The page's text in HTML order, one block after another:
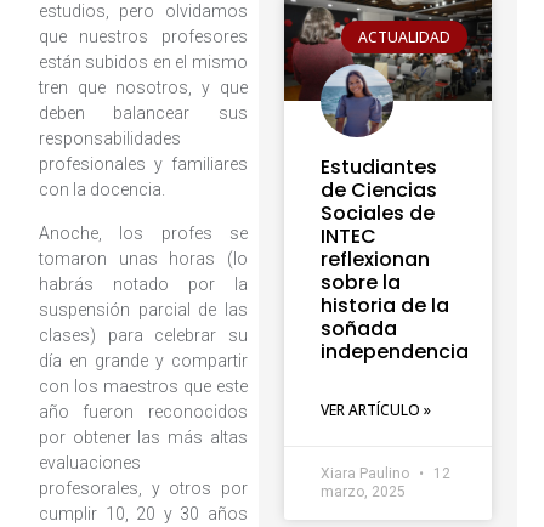
estudios, pero olvidamos
que nuestros profesores
están subidos en el mismo
tren que nosotros, y que
deben balancear sus
responsabilidades
profesionales y familiares
con la docencia.
Anoche, los profes se
tomaron unas horas (lo
habrás notado por la
suspensión parcial de las
clases) para celebrar su
día en grande y compartir
con los maestros que este
año fueron reconocidos
por obtener las más altas
evaluaciones
profesorales, y otros por
cumplir 10, 20 y 30 años
ACTUALIDAD
Estudiantes
de Ciencias
Sociales de
INTEC
reflexionan
sobre la
historia de la
soñada
independencia
VER ARTÍCULO »
Xiara Paulino
12
marzo, 2025